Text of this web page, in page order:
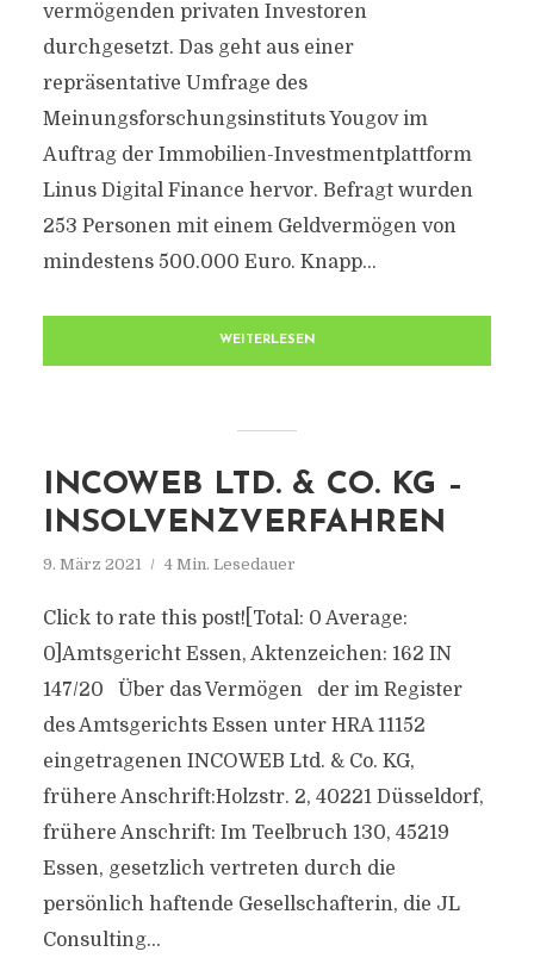
vermögenden privaten Investoren
durchgesetzt. Das geht aus einer
repräsentative Umfrage des
Meinungsforschungsinstituts Yougov im
Auftrag der Immobilien-Investmentplattform
Linus Digital Finance hervor. Befragt wurden
253 Personen mit einem Geldvermögen von
mindestens 500.000 Euro. Knapp...
WEITERLESEN
INCOWEB LTD. & CO. KG –
INSOLVENZVERFAHREN
9. März 2021 4 Min. Lesedauer
Click to rate this post![Total: 0 Average:
0]Amtsgericht Essen, Aktenzeichen: 162 IN
147/20 Über das Vermögen der im Register
des Amtsgerichts Essen unter HRA 11152
eingetragenen INCOWEB Ltd. & Co. KG,
frühere Anschrift:Holzstr. 2, 40221 Düsseldorf,
frühere Anschrift: Im Teelbruch 130, 45219
Essen, gesetzlich vertreten durch die
persönlich haftende Gesellschafterin, die JL
Consulting...